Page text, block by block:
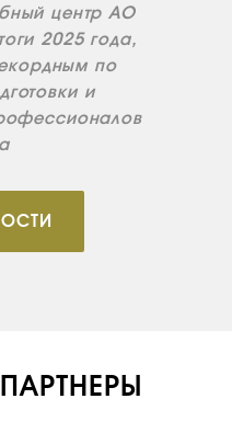
центр АО
2025 года,
по
и